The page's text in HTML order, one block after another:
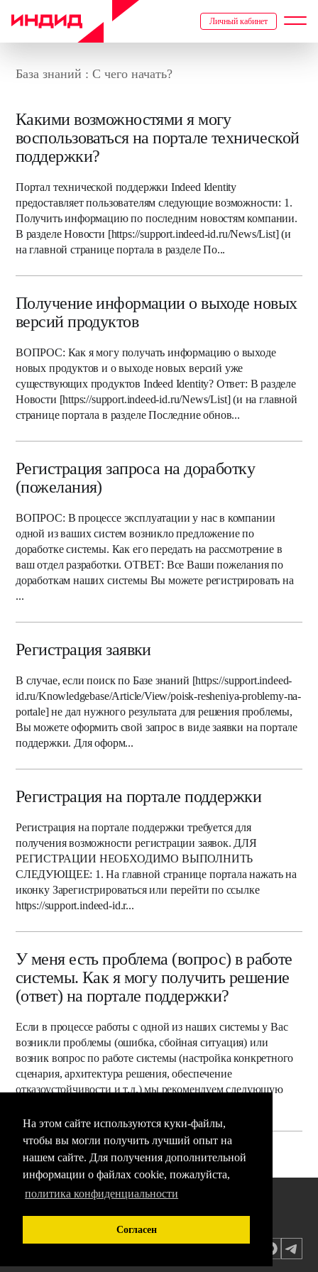
На этом сайте используются куки-файлы,
чтобы вы могли получить лучший опыт на
нашем сайте. Для получения дополнительной
информации о файлах cookie, пожалуйста,
политика конфиденциальности
Согласен
Личный кабинет
База знаний : С чего начать?
Какими возможностями я могу
воспользоваться на портале технической
поддержки?
Портал технической поддержки Indeed Identity
предоставляет пользователям следующие возможности: 1.
Получить информацию по последним новостям компании.
В разделе Новости [https://support.indeed-id.ru/News/List] (и
на главной странице портала в разделе По...
Получение информации о выходе новых
версий продуктов
ВОПРОС: Как я могу получать информацию о выходе
новых продуктов и о выходе новых версий уже
существующих продуктов Indeed Identity? Ответ: В разделе
Новости [https://support.indeed-id.ru/News/List] (и на главной
странице портала в разделе Последние обнов...
Регистрация запроса на доработку
(пожелания)
ВОПРОС: В процессе эксплуатации у нас в компании
одной из ваших систем возникло предложение по
доработке системы. Как его передать на рассмотрение в
ваш отдел разработки. ОТВЕТ: Все Ваши пожелания по
доработкам наших системы Вы можете регистрировать на
...
Регистрация заявки
В случае, если поиск по Базе знаний [https://support.indeed-
id.ru/Knowledgebase/Article/View/poisk-resheniya-problemy-na-
portale] не дал нужного результата для решения проблемы,
Вы можете оформить свой запрос в виде заявки на портале
поддержки. Для оформ...
Регистрация на портале поддержки
Регистрация на портале поддержки требуется для
получения возможности регистрации заявок. ДЛЯ
РЕГИСТРАЦИИ НЕОБХОДИМО ВЫПОЛНИТЬ
СЛЕДУЮЩЕЕ: 1. На главной странице портала нажать на
иконку Зарегистрироваться или перейти по ссылке
https://support.indeed-id.r...
У меня есть проблема (вопрос) в работе
системы. Как я могу получить решение
(ответ) на портале поддержки?
Если в процессе работы с одной из наших системы у Вас
возникли проблемы (ошибка, сбойная ситуация) или
возник вопрос по работе системы (настройка конкретного
сценария, архитектура решения, обеспечение
отказоустойчивости и т.д.) мы рекомендуем следующую
Новости